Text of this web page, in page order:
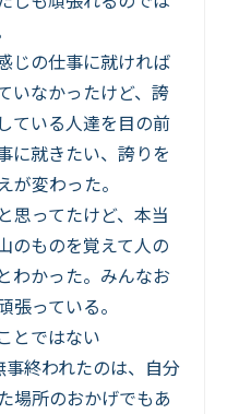
じの仕事に就ければ
いなかったけど、誇
ている人達を目の前
に就きたい、誇りを
が変わった。
思ってたけど、本当
のものを覚えて人の
わかった。みんなお
っている。
とではない
終われたのは、自分
場所のおかげでもあ